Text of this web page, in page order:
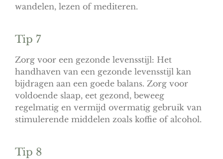
wandelen, lezen of mediteren.
Tip 7
Zorg voor een gezonde levensstijl: Het
handhaven van een gezonde levensstijl kan
bijdragen aan een goede balans. Zorg voor
voldoende slaap, eet gezond, beweeg
regelmatig en vermijd overmatig gebruik van
stimulerende middelen zoals koffie of alcohol.
Tip 8